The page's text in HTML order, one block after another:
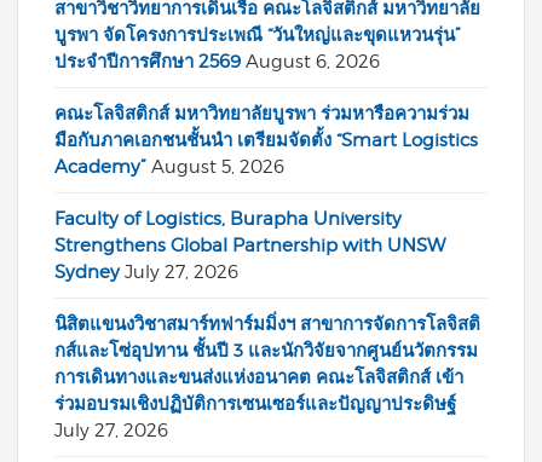
สาขาวิชาวิทยาการเดินเรือ คณะโลจิสติกส์ มหาวิทยาลัย
บูรพา จัดโครงการประเพณี “วันใหญ่และขุดแหวนรุ่น”
ประจำปีการศึกษา 2569 August 6, 2026
คณะโลจิสติกส์ มหาวิทยาลัยบูรพา ร่วมหารือความร่วม
มือกับภาคเอกชนชั้นนำ เตรียมจัดตั้ง “Smart Logistics
Academy” August 5, 2026
Faculty of Logistics, Burapha University
Strengthens Global Partnership with UNSW
Sydney July 27, 2026
นิสิตแขนงวิชาสมาร์ทฟาร์มมิ่งฯ สาขาการจัดการโลจิสติ
กส์และโซ่อุปทาน ชั้นปี 3 และนักวิจัยจากศูนย์นวัตกรรม
การเดินทางและขนส่งแห่งอนาคต คณะโลจิสติกส์ เข้า
ร่วมอบรมเชิงปฏิบัติการเซนเซอร์และปัญญาประดิษฐ์
July 27, 2026